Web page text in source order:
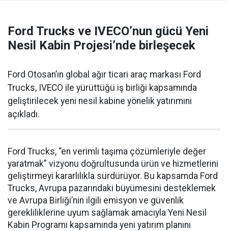
Ford Trucks ve IVECO’nun gücü Yeni
Nesil Kabin Projesi’nde birleşecek
Ford Otosan’ın global ağır ticari araç markası Ford
Trucks, IVECO ile yürüttüğü iş birliği kapsamında
geliştirilecek yeni nesil kabine yönelik yatırımını
açıkladı.
Ford Trucks, “en verimli taşıma çözümleriyle değer
yaratmak” vizyonu doğrultusunda ürün ve hizmetlerini
geliştirmeyi kararlılıkla sürdürüyor. Bu kapsamda Ford
Trucks, Avrupa pazarındaki büyümesini desteklemek
ve Avrupa Birliği’nin ilgili emisyon ve güvenlik
gerekliliklerine uyum sağlamak amacıyla Yeni Nesil
Kabin Programı kapsamında yeni yatırım planını